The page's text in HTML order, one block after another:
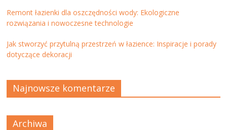
Remont łazienki dla oszczędności wody: Ekologiczne
rozwiązania i nowoczesne technologie
Jak stworzyć przytulną przestrzeń w łazience: Inspiracje i porady
dotyczące dekoracji
Najnowsze komentarze
Archiwa